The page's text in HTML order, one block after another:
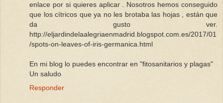
enlace por si quieres aplicar . Nosotros hemos conseguido
que los cítricos que ya no les brotaba las hojas , están que
da gusto ver.
http://eljardindelaalegriaenmadrid.blogspot.com.es/2017/01
/spots-on-leaves-of-iris-germanica.html
En mi blog lo puedes encontrar en "fitosanitarios y plagas"
Un saludo
Responder